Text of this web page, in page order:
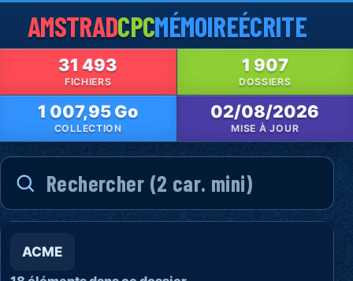
AMSTRADCPCMÉMOIREÉCRITE
31 493
FICHIERS
1 907
DOSSIERS
1 007,95 Go
COLLECTION
02/08/2026
MISE À JOUR
ACME